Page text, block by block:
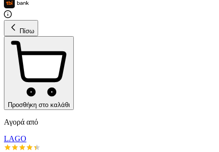
Πίσω
Προσθήκη στο καλάθι
Αγορά από
LAGO